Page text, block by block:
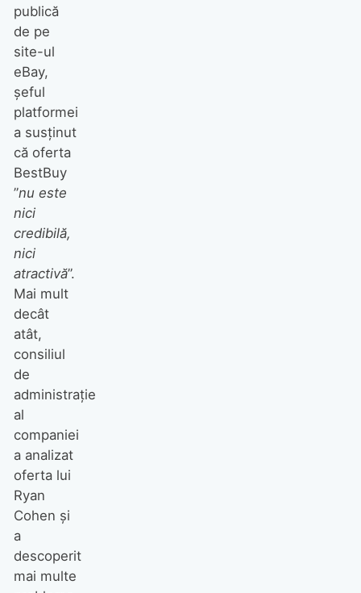
publică
de pe
site-ul
eBay,
șeful
platformei
a susținut
că oferta
BestBuy
”nu este
nici
credibilă,
nici
atractivă”.
Mai mult
decât
atât,
consiliul
de
administrație
al
companiei
a analizat
oferta lui
Ryan
Cohen și
a
descoperit
mai multe